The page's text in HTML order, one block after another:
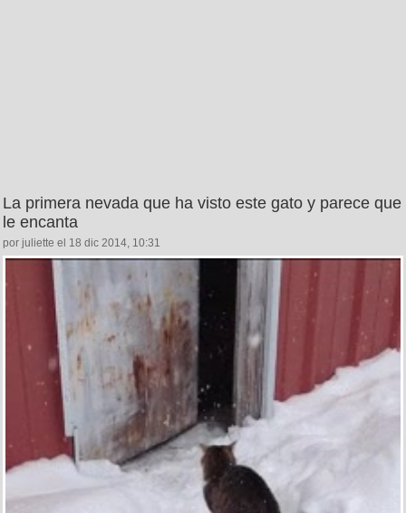
La primera nevada que ha visto este gato y parece que
le encanta
por juliette el 18 dic 2014, 10:31